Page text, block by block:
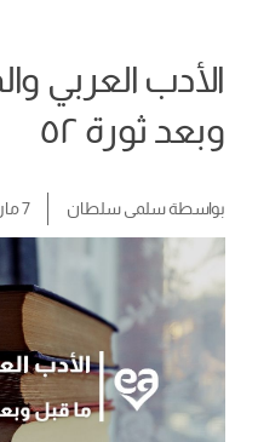
الأدب العربي
وبعد ثورة ٥٢
بواسطةسلمى سلطان 7 مارس، 2022